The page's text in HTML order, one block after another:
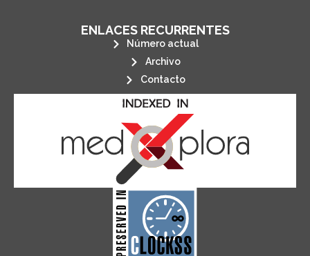
ENLACES RECURRENTES
Número actual
Archivo
Contacto
CLOCKSS is a dak archive that
ensures the long-term survival
of web-based scholary
publications, governed by and for
its stakeholders.